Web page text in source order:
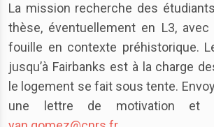
La mission recherche des
thèse, éventuellement en L3, avec
fouille en contexte préhistorique.
jusqu’à Fairbanks est à la charge
le logement se fait sous tente.
une lettre de motivation